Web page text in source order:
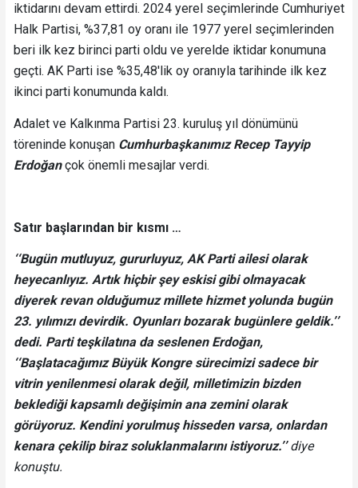
iktidarını devam ettirdi. 2024 yerel seçimlerinde Cumhuriyet
Halk Partisi, %37,81 oy oranı ile 1977 yerel seçimlerinden
beri ilk kez birinci parti oldu ve yerelde iktidar konumuna
geçti. AK Parti ise %35,48'lik oy oranıyla tarihinde ilk kez
ikinci parti konumunda kaldı.
Adalet ve Kalkınma Partisi 23. kuruluş yıl dönümünü
töreninde konuşan Cumhurbaşkanımız Recep Tayyip
Erdoğançok önemli mesajlar verdi.
Satır başlarından bir kısmı …
‘‘Bugün mutluyuz, gururluyuz, AK Parti ailesi olarak
heyecanlıyız. Artık hiçbir şey eskisi gibi olmayacak
diyerek revan olduğumuz millete hizmet yolunda bugün
23. yılımızı devirdik. Oyunları bozarak bugünlere geldik.’’
dedi. Parti teşkilatına da seslenen Erdoğan,
‘‘Başlatacağımız Büyük Kongre sürecimizi sadece bir
vitrin yenilenmesi olarak değil, milletimizin bizden
beklediği kapsamlı değişimin ana zemini olarak
görüyoruz. Kendini yorulmuş hisseden varsa, onlardan
kenara çekilip biraz soluklanmalarını istiyoruz.’’diye
konuştu.